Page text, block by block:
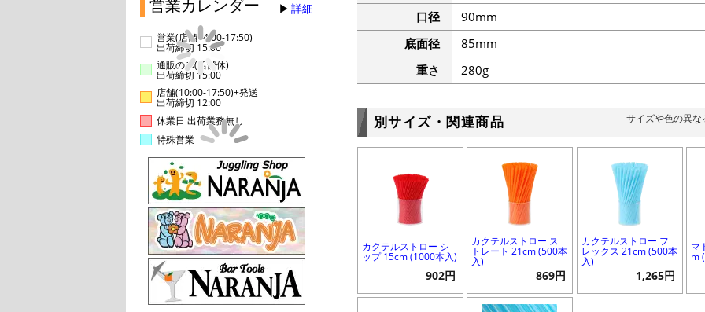
営業カレンダー 詳細
営業(店舗14:00-17:50)
出荷締切 15:00
通販のみ(店舗休)
出荷締切 15:00
店舗(10:00-17:50)+発送
出荷締切 12:00
休業日 出荷業務無し
特殊営業
口径
90mm
底面径
85mm
重さ
280g
別サイズ・関連商品 サイズや色の異
カクテルストロー シ
ップ 15cm (1000本入)
902円
カクテルストロー ス
トレート 21cm (500本
入)
869円
カクテルストロー フ
レックス 21cm (500本
入)
1,265円
マ
m